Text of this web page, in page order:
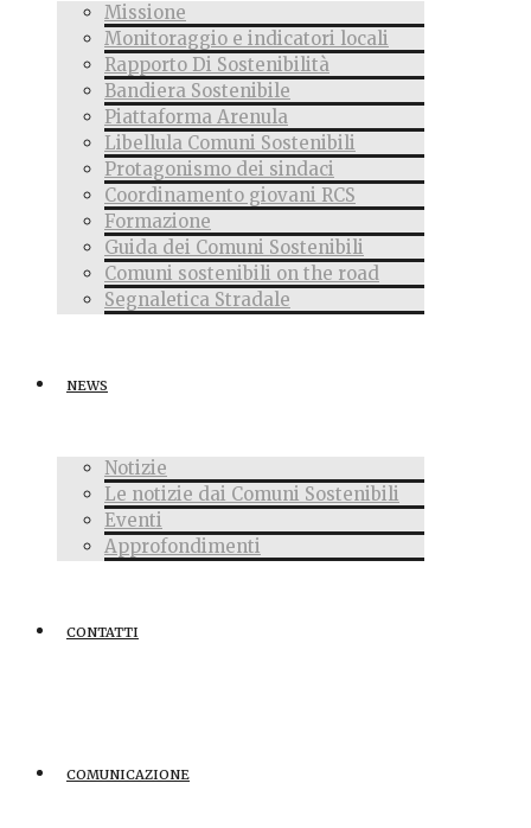
Missione
Monitoraggio e indicatori locali
Rapporto Di Sostenibilità
Bandiera Sostenibile
Piattaforma Arenula
Libellula Comuni Sostenibili
Protagonismo dei sindaci
Coordinamento giovani RCS
Formazione
Guida dei Comuni Sostenibili
Comuni sostenibili on the road
Segnaletica Stradale
NEWS
Notizie
Le notizie dai Comuni Sostenibili
Eventi
Approfondimenti
CONTATTI
COMUNICAZIONE